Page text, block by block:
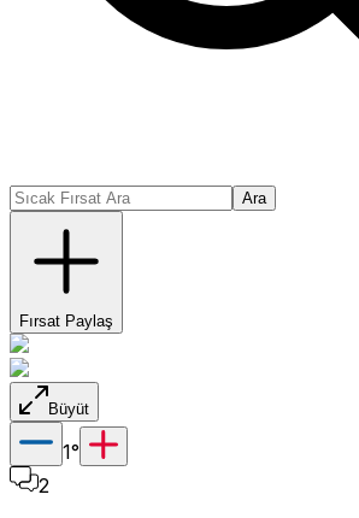
Ara
Fırsat Paylaş
Büyüt
1°
2